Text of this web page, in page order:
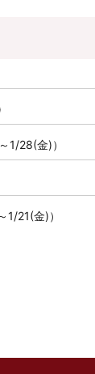
1/28(金)）
21(金)）